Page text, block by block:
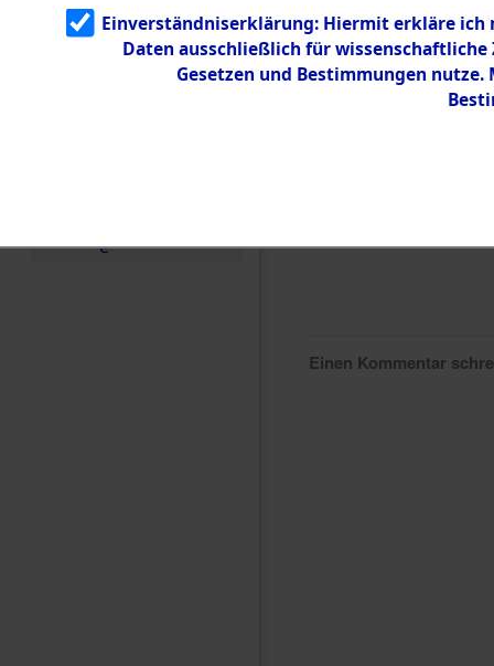
g
5.3.3
Todesmärsch
e
Einen Kommentar
Einverständniserklärung: Hiermit erkläre ich
Daten ausschließlich für
Gesetzen und Bestimmungen